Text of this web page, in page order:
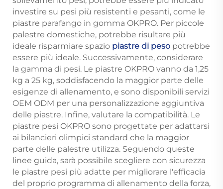
investire su pesi più resistenti e pesanti, come le
piastre parafango in gomma OKPRO. Per piccole
palestre domestiche, potrebbe risultare più
ideale risparmiare spazio piastre di peso potrebbe
essere più ideale. Successivamente, considerare
la gamma di pesi. Le piastre OKPRO vanno da 1,25
kg a 25 kg, soddisfacendo la maggior parte delle
esigenze di allenamento, e sono disponibili servizi
OEM ODM per una personalizzazione aggiuntiva
delle piastre. Infine, valutare la compatibilità. Le
piastre pesi OKPRO sono progettate per adattarsi
ai bilancieri olimpici standard che la maggior
parte delle palestre utilizza. Seguendo queste
linee guida, sarà possibile scegliere con sicurezza
le piastre pesi più adatte per migliorare l'efficacia
del proprio programma di allenamento della forza,